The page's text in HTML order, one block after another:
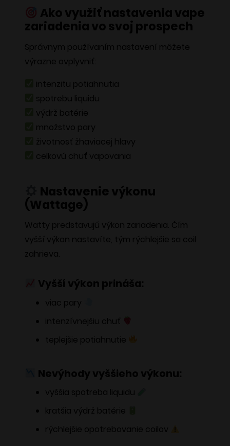
Ako využiť nastavenia vape
zariadenia vo svoj prospech
Správnym používaním nastavení môžete
výrazne ovplyvniť:
intenzitu potiahnutia
spotrebu liquidu
výdrž batérie
množstvo pary
životnosť žhaviacej hlavy
celkovú chuť vapovania
Nastavenie výkonu
(Wattage)
Watty predstavujú výkon zariadenia. Čím
vyšší výkon nastavíte, tým rýchlejšie sa coil
zahrieva.
Vyšší výkon prináša:
viac pary
intenzívnejšiu chuť
teplejšie potiahnutie
Nevýhody vyššieho výkonu:
vyššia spotreba liquidu
kratšia výdrž batérie
rýchlejšie opotrebovanie coilov